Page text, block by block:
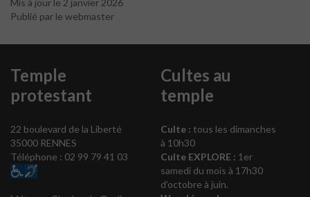
Mis à jour le 2 janvier 2026
Publié par le webmaster
Temple
protestant
22 boulevard de la Liberté
35000 RENNES
Téléphone : 02 99 79 41 03
Cultes au
temple
Culte : tous les dimanches
à 10h30
Culte EXPLORE : 1er
samedi du mois à 17h30
d’octobre à juin.